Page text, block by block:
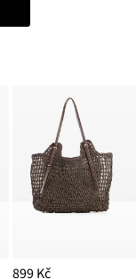
899 Kč